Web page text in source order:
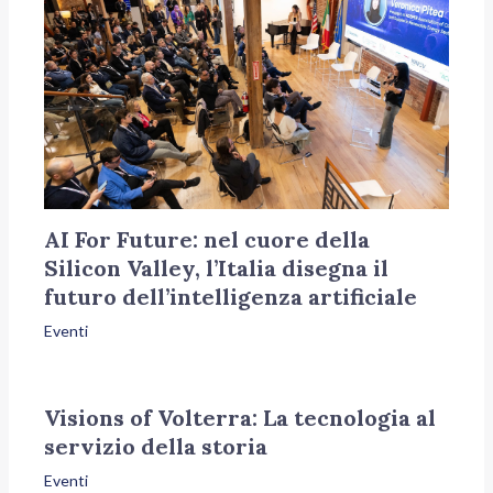
AI For Future: nel cuore della
Silicon Valley, l’Italia disegna il
futuro dell’intelligenza artificiale
Eventi
Visions of Volterra: La tecnologia al
servizio della storia
Eventi